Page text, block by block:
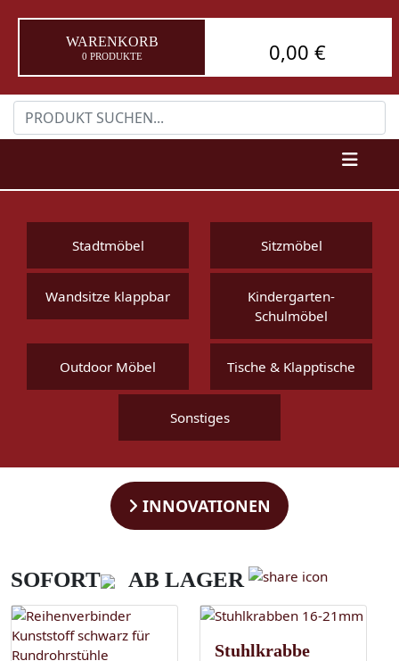
WARENKORB
0 PRODUKTE 0,00 €
Stadtmöbel Sitzmöbel
Wandsitze klappbar
Kindergarten-
Schulmöbel
Outdoor Möbel Tische & Klapptische
Sonstiges
INNOVATIONEN
SOFORT AB LAGER
Stuhlkrabbe